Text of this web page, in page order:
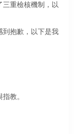
重檢核機制，以
到抱歉，以下是我
教。